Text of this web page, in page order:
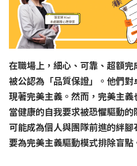
在職場上，細心、可靠、超額
被公認為「品質保證」。他們
現著完美主義。然而，完美主義
當健康的自我要求被恐懼驅動
可能成為個人與團隊前進的絆
要為完美主義驅動模式排除盲點